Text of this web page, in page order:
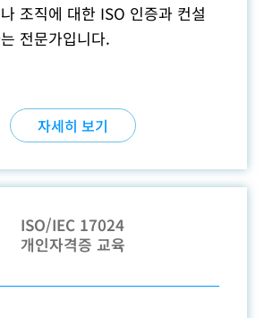
조직에 대한 ISO 인증과 컨설
전문가입니다.
자세히 보기
ISO/IEC 17024
개인자격증 교육